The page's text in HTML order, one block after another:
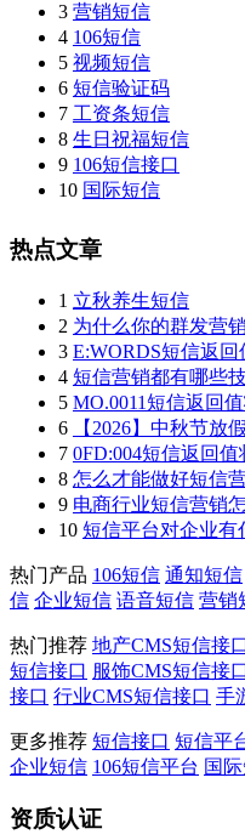
3 营销短信
4 106短信
5 视频短信
6 短信验证码
7 工资条短信
8 生日祝福短信
9 106短信接口
10 国际短信
热点文章
1 立秋养生短信
2 为什么你的群发营
3 E:WORDS短信返
4 短信营销都有哪些
5 MO.0011短信返回
6
【2026】中秋节放
7 0FD:004短信返回
8 怎么才能做好短信
9 电商行业短信营销
10 短信平台对企业有
热门产品 106短信 通知短信
信 企业短信 语音短信 营销
热门推荐 地产CMS短信接
短信接口 服饰CMS短信接
接口 行业CMS短信接口 手
更多推荐 短信接口 短信平
企业短信 106短信平台 国
资质认证